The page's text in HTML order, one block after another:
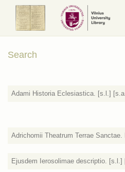
Search
Adami Historia Eclesiastica. [s.l.]
Adrichomii Theatrum Terrae
Ejusdem Ierosolimae descriptio. [s.l.]